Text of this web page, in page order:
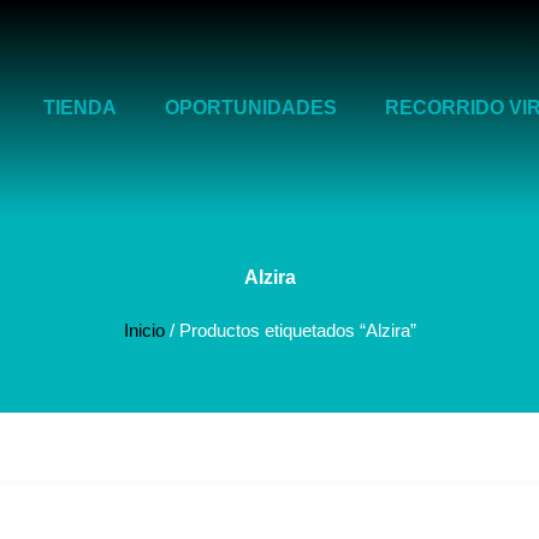
TIENDA OPORTUNIDADES RECORRIDO
Alzira
Inicio/ Productos etiquetados “Alzira”